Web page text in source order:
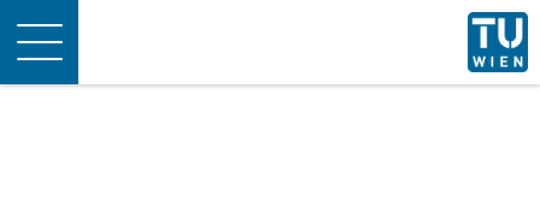
Toggle
navigation